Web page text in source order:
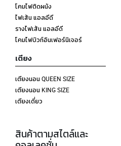
โคมไฟติดผนัง
ไฟเส้น แอลอีดี
รางไฟเส้น แอลอีดี
โคมไฟบิวท์อินเฟอร์นิเจอร์
เตียง
เตียงนอน QUEEN SIZE
เตียงนอน KING SIZE
เตียงเดี่ยว
สินค้าตามสไตล์และ